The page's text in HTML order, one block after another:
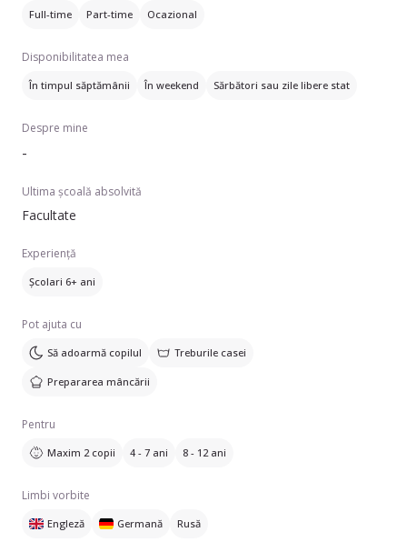
copiilor, având grijă de copii cu vârste între 4 și 12 ani, inclusiv
Vorbesesc engleză . Dacă aveți nevoie de un ajutor pentru
Full-time Part-time Ocazional
Disponibilitatea mea
În timpul săptămânii În weekend Sărbători sau zile libere stat
Despre mine
-
Ultima școală absolvită
Facultate
Experiență
Școlari 6+ ani
Pot ajuta cu
Să adoarmă copilul Treburile casei
Prepararea mâncării
Pentru
Maxim 2 copii 4 - 7 ani 8 - 12 ani
Limbi vorbite
Engleză Germană Rusă